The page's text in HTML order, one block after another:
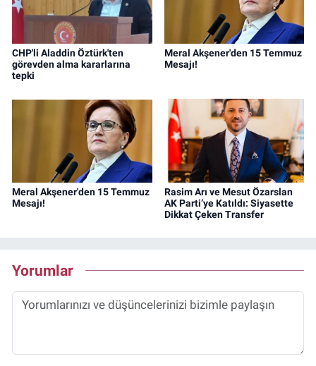
CHP'li Aladdin Öztürk'ten
görevden alma kararlarına
tepki
Meral Akşener'den 15 Temmuz
Mesajı!
Meral Akşener'den 15 Temmuz
Mesajı!
Rasim Arı ve Mesut Özarslan
AK Parti’ye Katıldı: Siyasette
Dikkat Çeken Transfer
Yorumlar